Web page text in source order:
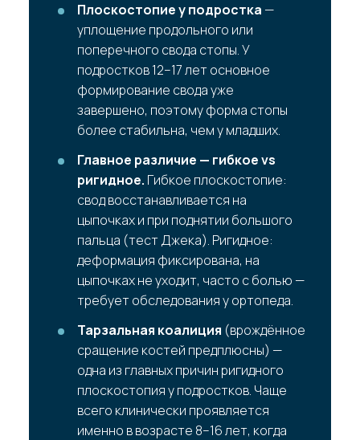
Плоскостопие у подростка —
уплощение продольного или
поперечного свода стопы. У
подростков 12–17 лет основное
формирование свода уже
завершено, поэтому форма стопы
более стабильна, чем у младших.
Главное различие — гибкое vs
ригидное. Гибкое плоскостопие:
свод восстанавливается на
цыпочках и при поднятии большого
пальца (тест Джека). Ригидное:
деформация фиксирована, на
цыпочках не уходит, часто с болью —
требует обследования у ортопеда.
Тарзальная коалиция (врождённое
сращение костей предплюсны) —
одна из главных причин ригидного
плоскостопия у подростков. Чаще
всего клинически проявляется
именно в возрасте 8–16 лет, когда